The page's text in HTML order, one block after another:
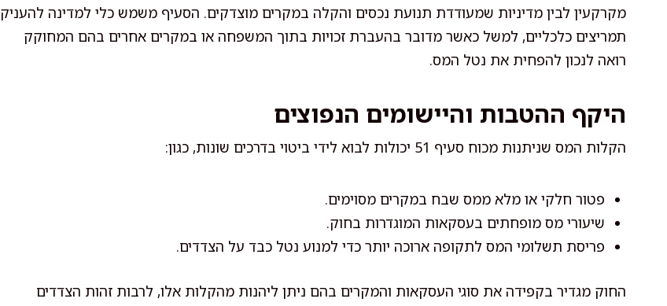
מקרקעין לבין מדיניות שמעודדת תנועת נכסים והקלה במקרים מוצדקים. הסעיף משמש כלי למדינה להעניק
תמריצים כלכליים, למשל כאשר מדובר בהעברת זכויות בתוך המשפחה או במקרים אחרים בהם המחוקק
רואה לנכון להפחית את נטל המס.
היקף ההטבות והיישומים הנפוצים
הקלות המס שניתנות מכוח סעיף 51 יכולות לבוא לידי ביטוי בדרכים שונות, כגון:
פטור חלקי או מלא ממס שבח במקרים מסוימים.
שיעורי מס מופחתים בעסקאות המוגדרות בחוק.
פריסת תשלומי המס לתקופה ארוכה יותר כדי למנוע נטל כבד על הצדדים.
החוק מגדיר בקפידה את סוגי העסקאות והמקרים בהם ניתן ליהנות מהקלות אלו, לרבות זהות הצדדים